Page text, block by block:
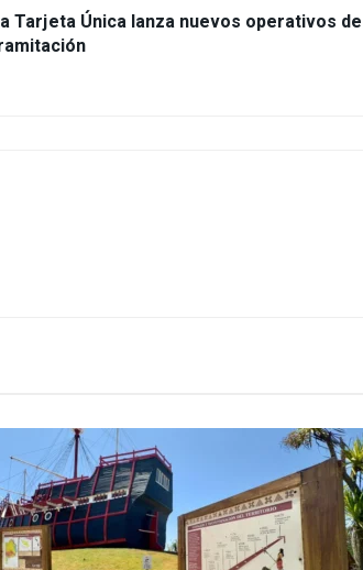
Tarjeta Única lanza nuevos operativos de